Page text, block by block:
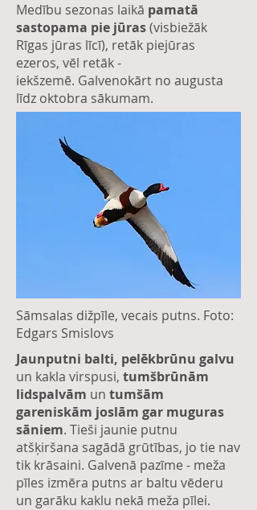
Medību sezonas laikā pamatā
sastopama pie jūras(visbiežāk
Rīgas jūras līcī), retāk piejūras
ezeros, vēl retāk -
iekšzemē. Galvenokārt no augusta
līdz oktobra sākumam.
Sāmsalas dižpīle, vecais putns. Foto:
Edgars Smislovs
Jaunputni balti, pelēkbrūnu galvu
un kakla virspusi, tumšbrūnām
lidspalvām un tumšām
gareniskām joslām gar muguras
sāniem. Tieši jaunie putnu
atšķiršana sagādā grūtības, jo tie nav
tik krāsaini. Galvenā pazīme - meža
pīles izmēra putns ar baltu vēderu
un garāku kaklu nekā meža pīlei.